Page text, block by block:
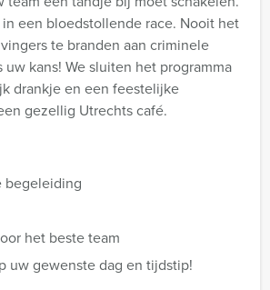
een bloedstollende race. Nooit het
te branden aan criminele
kans! We sluiten het programma
drankje en een feestelijke
gezellig Utrechts café.
begeleiding
het beste team
uw gewenste dag en tijdstip!